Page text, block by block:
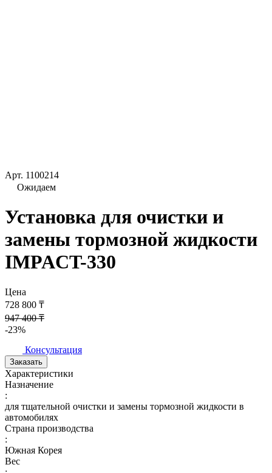
Арт. 1100214
Ожидаем
Установка для очистки и
замены тормозной жидкости
IMPACT-330
Цена
728 800 ₸
947 400 ₸
-23%
Консультация
Заказать
Характеристики
Назначение
:
для тщательной очистки и замены тормозной жидкости в
автомобилях
Страна производства
:
Южная Корея
Вес